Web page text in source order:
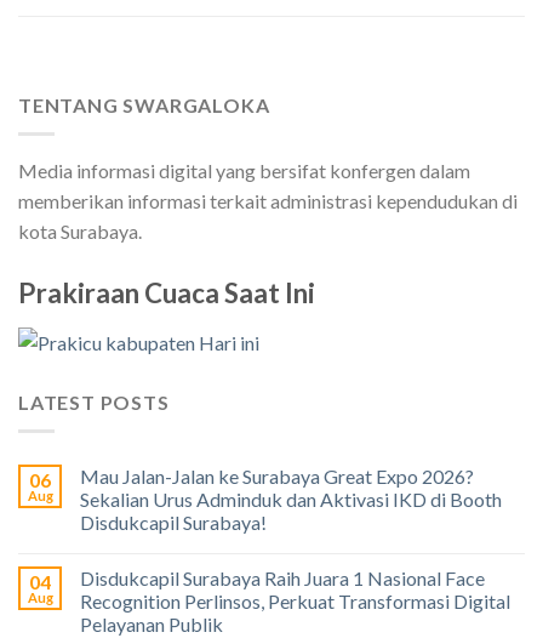
TENTANG SWARGALOKA
Media informasi digital yang bersifat konfergen dalam
memberikan informasi terkait administrasi kependudukan di
kota Surabaya.
Prakiraan Cuaca Saat Ini
LATEST POSTS
06
Aug
Mau Jalan-Jalan ke Surabaya Great Expo 2026?
Sekalian Urus Adminduk dan Aktivasi IKD di Booth
Disdukcapil Surabaya!
04
Aug
Disdukcapil Surabaya Raih Juara 1 Nasional Face
Recognition Perlinsos, Perkuat Transformasi Digital
Pelayanan Publik